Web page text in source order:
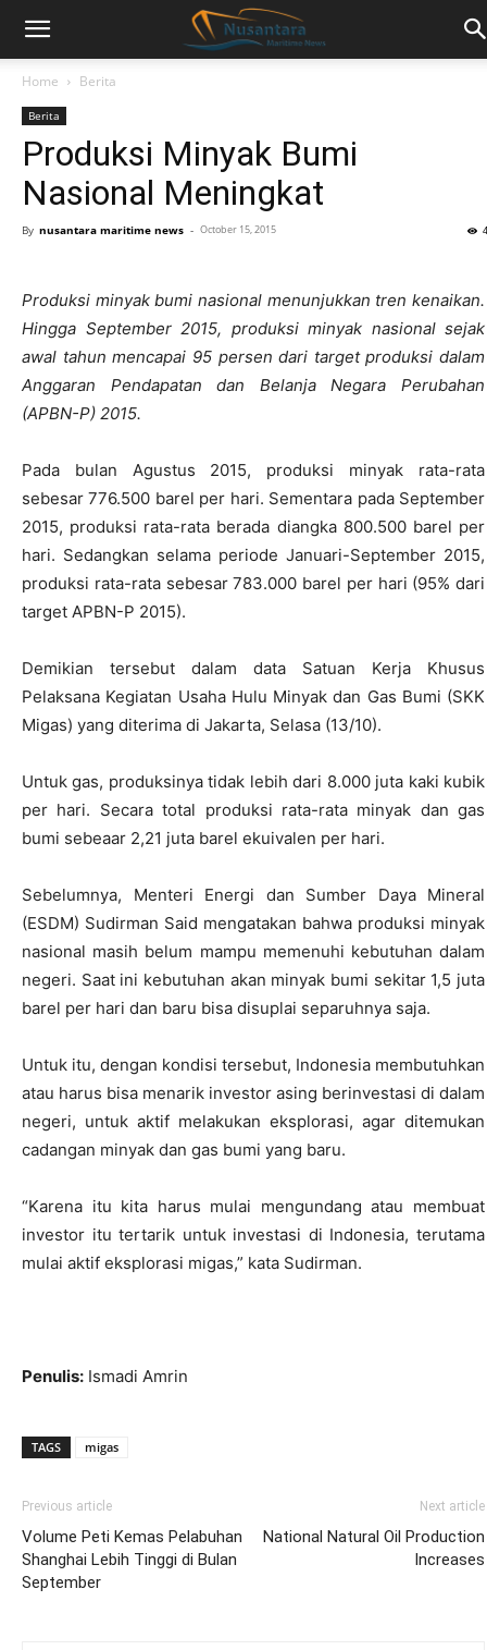
Home Berita
Berita
Produksi Minyak Bumi
Nasional Meningkat
By nusantara maritime news - October 15, 2015
Produksi minyak bumi nasional menunjukkan tren kenaikan.
Hingga September 2015, produksi minyak nasional sejak
awal tahun mencapai 95 persen dari target produksi dalam
Anggaran Pendapatan dan Belanja Negara Perubahan
(APBN-P) 2015.
Pada bulan Agustus 2015, produksi minyak rata-rata
sebesar 776.500 barel per hari. Sementara pada September
2015, produksi rata-rata berada diangka 800.500 barel per
hari. Sedangkan selama periode Januari-September 2015,
produksi rata-rata sebesar 783.000 barel per hari (95% dari
target APBN-P 2015).
Demikian tersebut dalam data Satuan Kerja Khusus
Pelaksana Kegiatan Usaha Hulu Minyak dan Gas Bumi (SKK
Migas) yang diterima di Jakarta, Selasa (13/10).
Untuk gas, produksinya tidak lebih dari 8.000 juta kaki kubik
per hari. Secara total produksi rata-rata minyak dan gas
bumi sebeaar 2,21 juta barel ekuivalen per hari.
Sebelumnya, Menteri Energi dan Sumber Daya Mineral
(ESDM) Sudirman Said mengatakan bahwa produksi minyak
nasional masih belum mampu memenuhi kebutuhan dalam
negeri. Saat ini kebutuhan akan minyak bumi sekitar 1,5 juta
barel per hari dan baru bisa disuplai separuhnya saja.
Untuk itu, dengan kondisi tersebut, Indonesia membutuhkan
atau harus bisa menarik investor asing berinvestasi di dalam
negeri, untuk aktif melakukan eksplorasi, agar ditemukan
cadangan minyak dan gas bumi yang baru.
“Karena itu kita harus mulai mengundang atau membuat
investor itu tertarik untuk investasi di Indonesia, terutama
mulai aktif eksplorasi migas,” kata Sudirman.
Penulis: Ismadi Amrin
TAGS migas
Previous article
Volume Peti Kemas Pelabuhan
Shanghai Lebih Tinggi di Bulan
September
Next article
National Natural Oil Production
Increases